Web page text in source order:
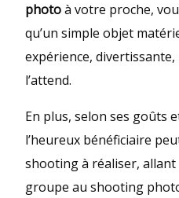
photoà votre proche,
qu’un simple objet
expérience,
l’attend.
En plus, selon ses goûts
l’heureux bénéficiaire
shooting à réaliser,
groupe au shooting